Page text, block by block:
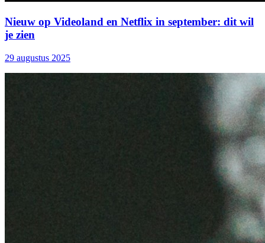
Nieuw op Videoland en Netflix in september: dit wil
je zien
29 augustus 2025